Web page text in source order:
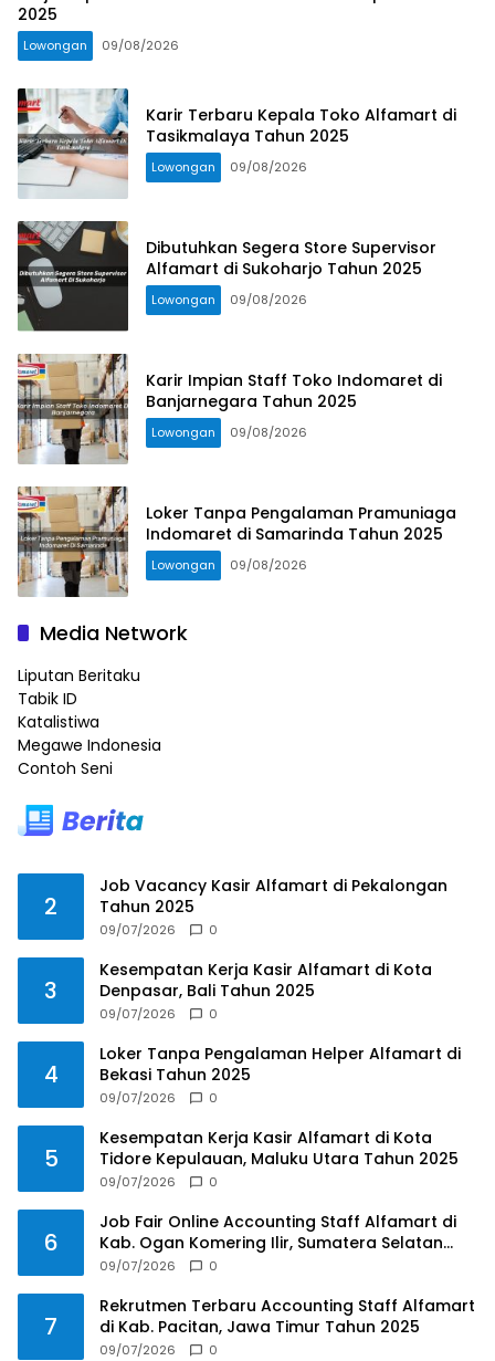
2025
Lowongan 09/08/2026
Karir Terbaru Kepala Toko Alfamart di
Tasikmalaya Tahun 2025
Lowongan 09/08/2026
Dibutuhkan Segera Store Supervisor
Alfamart di Sukoharjo Tahun 2025
Lowongan 09/08/2026
Karir Impian Staff Toko Indomaret di
Banjarnegara Tahun 2025
Lowongan 09/08/2026
Loker Tanpa Pengalaman Pramuniaga
Indomaret di Samarinda Tahun 2025
Lowongan 09/08/2026
Media Network
Liputan Beritaku
Tabik ID
Katalistiwa
Megawe Indonesia
Contoh Seni
2
Job Vacancy Kasir Alfamart di Pekalongan
Tahun 2025
09/07/2026 0
3
Kesempatan Kerja Kasir Alfamart di Kota
Denpasar, Bali Tahun 2025
09/07/2026 0
4
Loker Tanpa Pengalaman Helper Alfamart di
Bekasi Tahun 2025
09/07/2026 0
5
Kesempatan Kerja Kasir Alfamart di Kota
Tidore Kepulauan, Maluku Utara Tahun 2025
09/07/2026 0
6
Job Fair Online Accounting Staff Alfamart di
Kab. Ogan Komering Ilir, Sumatera Selatan
Tahun 2025
09/07/2026 0
7
Rekrutmen Terbaru Accounting Staff Alfamart
di Kab. Pacitan, Jawa Timur Tahun 2025
09/07/2026 0